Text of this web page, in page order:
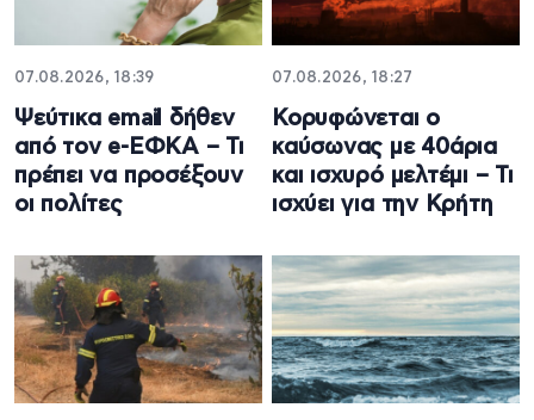
07.08.2026, 18:39
Ψεύτικα email δήθεν
από τον e-ΕΦΚΑ – Τι
πρέπει να προσέξουν
οι πολίτες
07.08.2026, 18:27
Κορυφώνεται ο
καύσωνας με 40άρια
και ισχυρό μελτέμι – Τι
ισχύει για την Κρήτη